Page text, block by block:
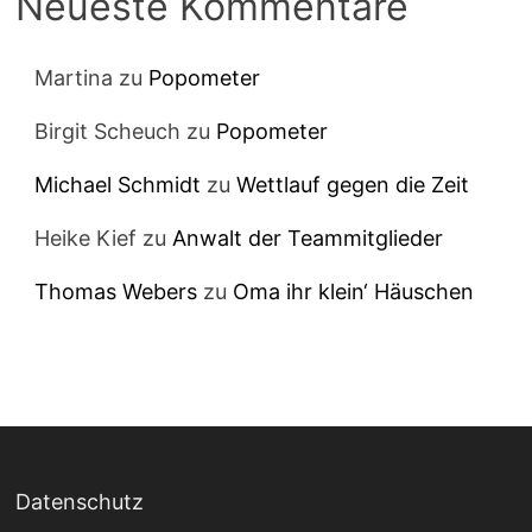
Martina zu Popometer
Birgit Scheuch zu Popometer
Michael Schmidt zuWettlauf gegen die Zeit
Heike Kief zu Anwalt der Teammitglieder
Thomas Webers zu Oma ihr klein‘ Häuschen
Datenschutz